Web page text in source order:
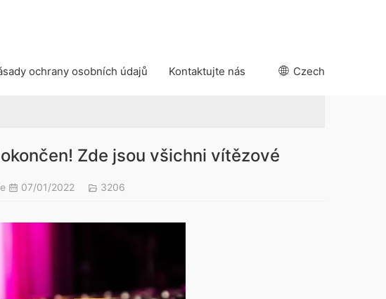
ochrany osobních údajů Kontaktujte nás Czech
Zde jsou všichni vítězové
07/01/2022 3206